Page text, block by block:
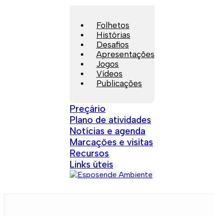
Folhetos
Histórias
Desafios
Apresentações
Jogos
Vídeos
Publicações
Preçário
Plano de atividades
Notícias e agenda
Marcações e visitas
Recursos
Links úteis